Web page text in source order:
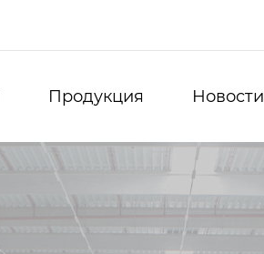
Продукция Новости